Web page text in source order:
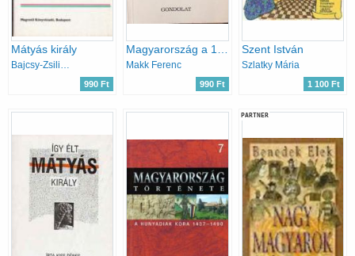
Mátyás király
990 Ft
Makk Ferenc
990 Ft
Szent István
Szlatky Mária
1 100 Ft
PARTNER